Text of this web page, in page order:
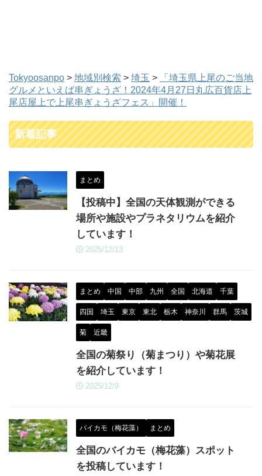
Tokyoosanpo > 地域別検索 > 埼玉 >
「埼玉県上尾のご当地
グルメといえば串ぎょうざ！2024年4月27日丸広百貨店上
尾店屋上で上尾串ぎょうざフェス」開催！
新着記事
まとめ
【投稿中】全国の天体観測ができる
場所や施設やプラネタリウムを紹介
しています！
2025/12/13
まとめ 中国 中部 九州 全国 北海道 千葉
四国 埼玉 東京 東北 栃木 神奈川 群馬 茨城
菊 近畿
全国の菊祭り（菊まつり）や菊花展
を紹介しています！
2025/12/9
バイカモ（梅花藻） まとめ
全国のバイカモ（梅花藻）スポット
を投稿しています！